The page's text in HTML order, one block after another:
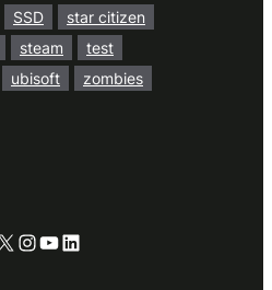
SSD
star citizen
steam
test
ubisoft zombies
Instagram
YouTube
LinkedIn